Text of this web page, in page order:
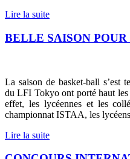
Lire la suite
BELLE SAISON
La saison de basket-ball s’est
du LFI Tokyo ont porté haut les
effet, les lycéennes et les
championnat ISTAA, les
Lire la suite